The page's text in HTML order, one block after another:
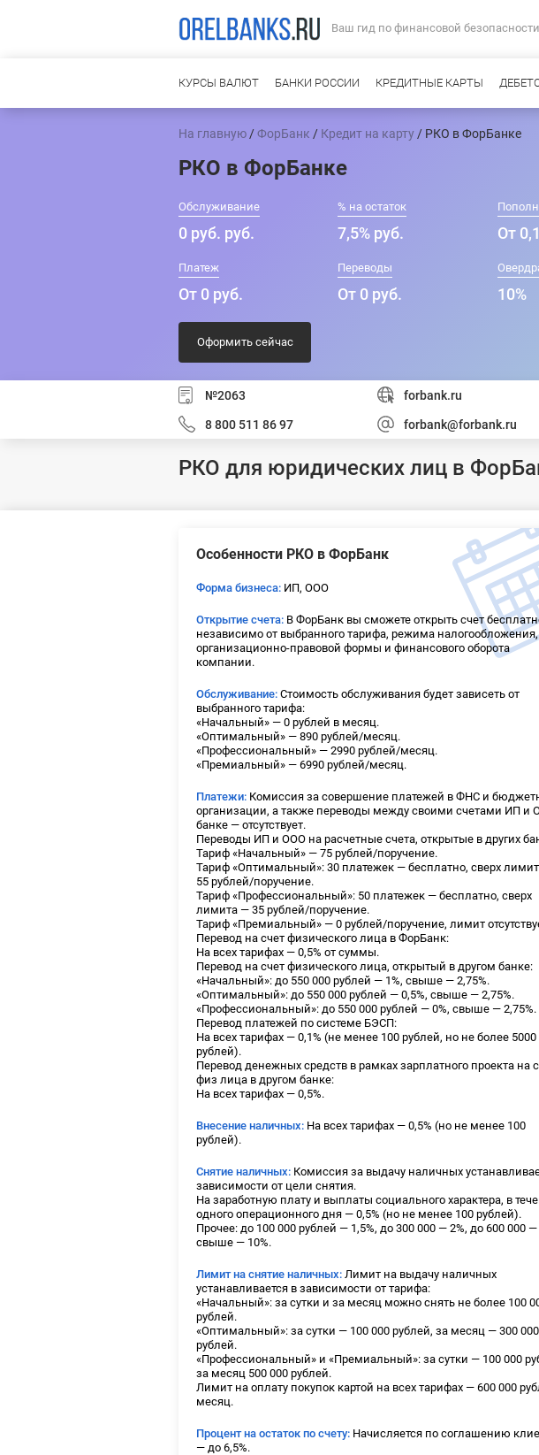
Ваш гид по финансовой безопасности
КУРСЫ ВАЛЮТ БАНКИ РОССИИ КРЕДИТНЫЕ КАРТЫ
На главную /ФорБанк / Кредит на карту / РКО в ФорБанке
РКО в ФорБанке
Обслуживание
0 руб. руб.
% на остаток
7,5% руб. От
Платеж
От 0 руб.
Переводы
От 0 руб. 10%
Оформить сейчас
№2063 forbank.ru
8 800 511 86 97 forbank@forbank.ru
РКО для юридических лиц в
Особенности РКО в ФорБанк
Форма бизнеса: ИП, ООО
Открытие счета: В ФорБанк вы сможете открыть счет
независимо от выбранного тарифа, режима налогообложения,
организационно-правовой формы и финансового оборота
компании.
Обслуживание: Стоимость обслуживания будет зависеть от
выбранного тарифа:
«Начальный» — 0 рублей в месяц.
«Оптимальный» — 890 рублей/месяц.
«Профессиональный» — 2990 рублей/месяц.
«Премиальный» — 6990 рублей/месяц.
Платежи: Комиссия за совершение платежей в ФНС и
организации, а также переводы между своими счетами ИП и
банке — отсутствует.
Переводы ИП и ООО на расчетные счета, открытые в других
Тариф «Начальный» — 75 рублей/поручение.
Тариф «Оптимальный»: 30 платежек — бесплатно, сверх
55 рублей/поручение.
Тариф «Профессиональный»: 50 платежек — бесплатно, сверх
лимита — 35 рублей/поручение.
Тариф «Премиальный» — 0 рублей/поручение, лимит
Перевод на счет физического лица в ФорБанк:
На всех тарифах — 0,5% от суммы.
Перевод на счет физического лица, открытый в другом банке:
«Начальный»: до 550 000 рублей — 1%, свыше — 2,75%.
«Оптимальный»: до 550 000 рублей — 0,5%, свыше — 2,75%.
«Профессиональный»: до 550 000 рублей — 0%, свыше — 2,75%.
Перевод платежей по системе БЭСП:
На всех тарифах — 0,1% (не менее 100 рублей, но не более 5000
рублей).
Перевод денежных средств в рамках зарплатного проекта на
физ лица в другом банке:
На всех тарифах — 0,5%.
Внесение наличных: На всех тарифах — 0,5% (но не менее 100
рублей).
Снятие наличных: Комиссия за выдачу наличных
зависимости от цели снятия.
На заработную плату и выплаты социального характера, в
одного операционного дня — 0,5% (но не менее 100 рублей).
Прочее: до 100 000 рублей — 1,5%, до 300 000 — 2%, до 600 000 —
свыше — 10%.
Лимит на снятие наличных: Лимит на выдачу наличных
устанавливается в зависимости от тарифа:
«Начальный»: за сутки и за месяц можно снять не более 100
рублей.
«Оптимальный»: за сутки — 100 000 рублей, за месяц — 300 000
рублей.
«Профессиональный» и «Премиальный»: за сутки — 100 000
за месяц 500 000 рублей.
Лимит на оплату покупок картой на всех тарифах — 600 000
месяц.
Процент на остаток по счету: Начисляется по соглашению
— до 6,5%.